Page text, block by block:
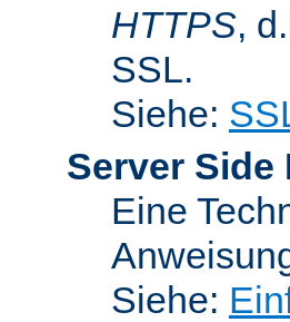
HTTPS,
SSL.
Siehe:
Server Side
Eine
Siehe: